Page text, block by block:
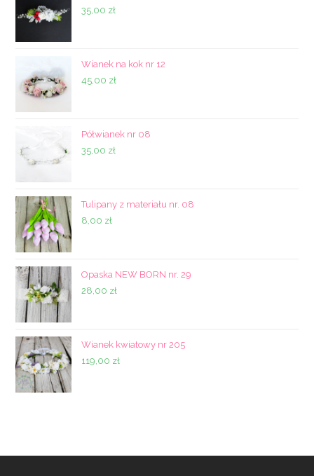
35,00 zł
Wianek na kok nr 12
45,00 zł
Półwianek nr 08
35,00 zł
Tulipany z materiału nr. 08
8,00 zł
Opaska NEW BORN nr. 29
28,00 zł
Wianek kwiatowy nr 205
119,00 zł